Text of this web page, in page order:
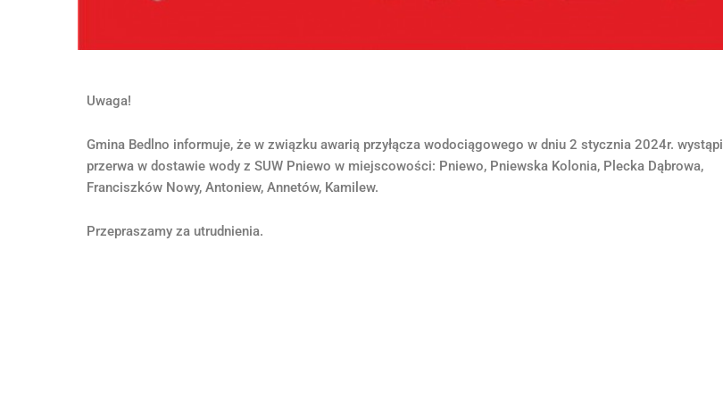
Uwaga!
Gmina Bedlno informuje, że w związku awarią przyłącza wodociągowego w dniu 2 stycznia 2024r. wystąpi
przerwa w dostawie wody z SUW Pniewo w miejscowości: Pniewo, Pniewska Kolonia, Plecka Dąbrowa,
Franciszków Nowy, Antoniew, Annetów, Kamilew.
Przepraszamy za utrudnienia.